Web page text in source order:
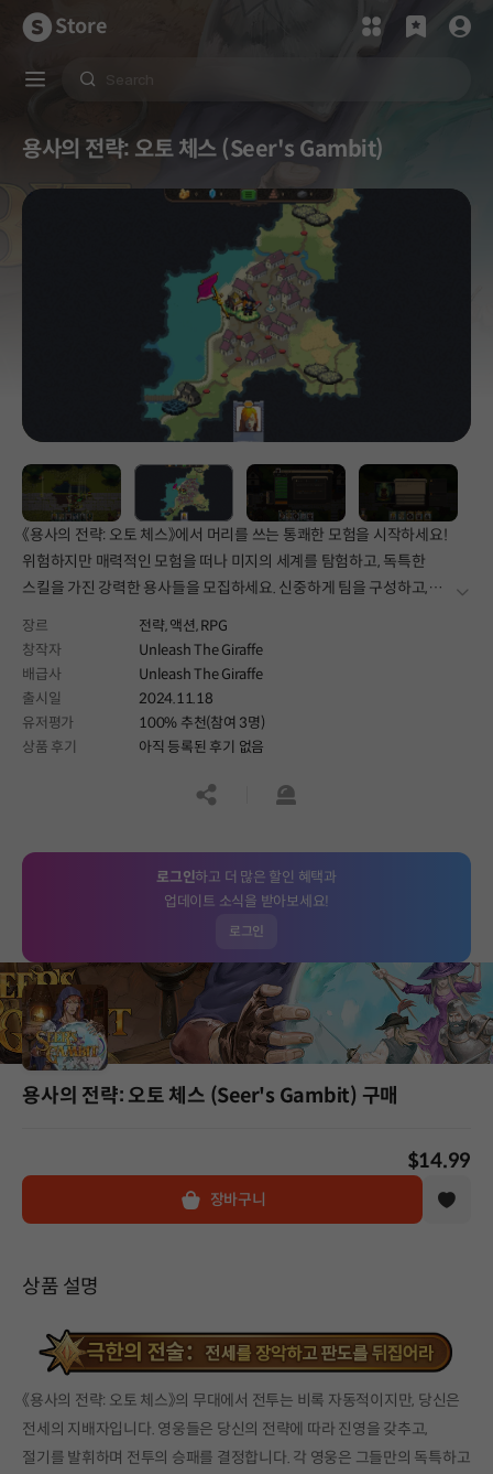
Store
용사의 전략: 오토 체스 (Seer's Gambit)
《용사의 전략: 오토 체스》에서 머리를 쓰는 통쾌한 모험을 시작하세요!
위험하지만 매력적인 모험을 떠나 미지의 세계를 탐험하고, 독특한
스킬을 가진 강력한 용사들을 모집하세요. 신중하게 팀을 구성하고,
당신의 용사 팀을 결성하고, 세계를 구하세요!
더보
장르 전략,액션,RPG
창작자
Unleash The Giraffe
배급사
Unleash The Giraffe
출시일
2024.11.18
유저평가
100% 추천(참여 3명)
상품 후기
아직 등록된 후기 없음
공유하기신고하기
로그인하고 더 많은 할인 혜택과
업데이트 소식을 받아보세요!
로그인
용사의 전략: 오토 체스 (Seer's Gambit) 구매
$14.99
장바구니
상품 설명
《용사의 전략: 오토 체스》의 무대에서 전투는 비록 자동적이지만, 당신은
전세의 지배자입니다. 영웅들은 당신의 전략에 따라 진영을 갖추고,
절기를 발휘하며 전투의 승패를 결정합니다. 각 영웅은 그들만의 독특하고